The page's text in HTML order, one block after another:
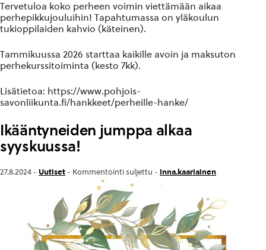
Tervetuloa koko perheen voimin viettämään aikaa
perhepikkujouluihin! Tapahtumassa on yläkoulun
tukioppilaiden kahvio (käteinen).
Tammikuussa 2026 starttaa kaikille avoin ja maksuton
perhekurssitoiminta (kesto 7kk).
Lisätietoa: https://www.pohjois-
savonliikunta.fi/hankkeet/perheille-hanke/
Ikääntyneiden jumppa alkaa
syyskuussa!
27.8.2024 - Uutiset - Kommentointi suljettu - inna.kaariainen